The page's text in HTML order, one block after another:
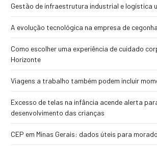
Gestão de infraestrutura industrial e logística
A evolução tecnológica na empresa de
Como escolher uma experiência de cuidado
Horizonte
Viagens a trabalho também podem incluir
Excesso de telas na infância acende alerta
desenvolvimento das crianças
CEP em Minas Gerais: dados úteis para